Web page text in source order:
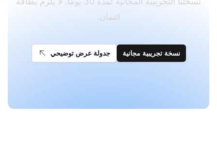
ائتمان.
نسخة تجريبية مجانية جدولة عرض توضيحي